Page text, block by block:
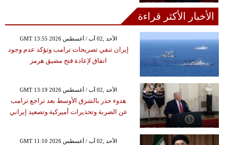
الأخبار الأكثر قراءة
GMT 13:55 2026 الأحد ,02 آب / أغسطس
إيران تنفي تصريحات ترامب وتؤكد عدم وجود
اتفاق لإعادة فتح مضيق هرمز
GMT 13:19 2026 الأحد ,02 آب / أغسطس
هدوء حذر بالشرق الأوسط بعد تراجع ترامب
عن الضربة وتحذيرات أميركية وتصعيد إيراني
GMT 11:10 2026 الأحد ,02 آب / أغسطس